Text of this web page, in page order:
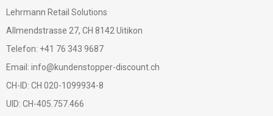
Lehrmann Retail Solutions
Allmendstrasse 27, CH 8142 Uitikon
Telefon: +41 76 343 9687
Email: info@kundenstopper-discount.ch
CH-ID: CH 020-1099934-8
UID: CH-405.757.466